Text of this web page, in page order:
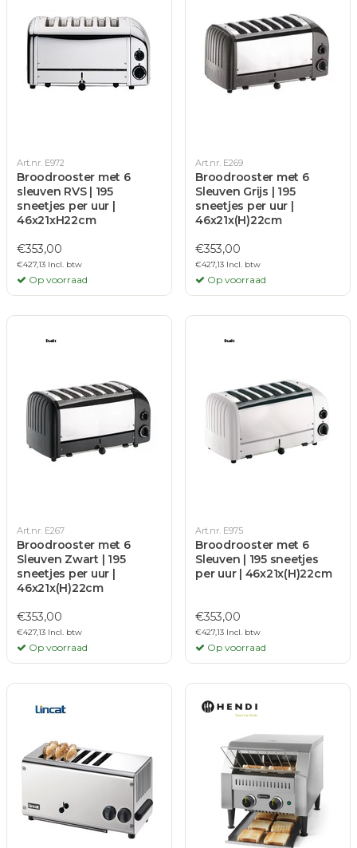
Art.nr. E972
Broodrooster met 6
sleuven RVS | 195
sneetjes per uur |
46x21xH22cm
€353,00
€427,13 Incl. btw
Op voorraad
Art.nr. E269
Broodrooster met 6
Sleuven Grijs | 195
sneetjes per uur |
46x21x(H)22cm
€353,00
€427,13 Incl. btw
Op voorraad
Art.nr. E267
Broodrooster met 6
Sleuven Zwart | 195
sneetjes per uur |
46x21x(H)22cm
€353,00
€427,13 Incl. btw
Op voorraad
Art.nr. E975
Broodrooster met 6
Sleuven | 195 sneetjes
per uur | 46x21x(H)22cm
€353,00
€427,13 Incl. btw
Op voorraad